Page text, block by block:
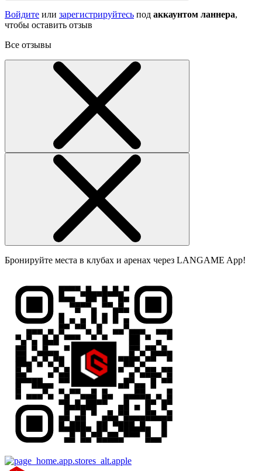
Войдите или зарегистрируйтесь под аккаунтом ланнера,
чтобы оставить отзыв
Все отзывы
Бронируйте места в клубах и аренах через LANGAME App!